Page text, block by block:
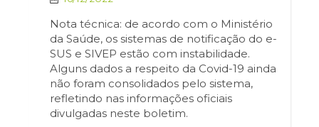
Nota técnica: de acordo com o Ministério
da Saúde, os sistemas de notificação do e-
SUS e SIVEP estão com instabilidade.
Alguns dados a respeito da Covid-19 ainda
não foram consolidados pelo sistema,
refletindo nas informações oficiais
divulgadas neste boletim.